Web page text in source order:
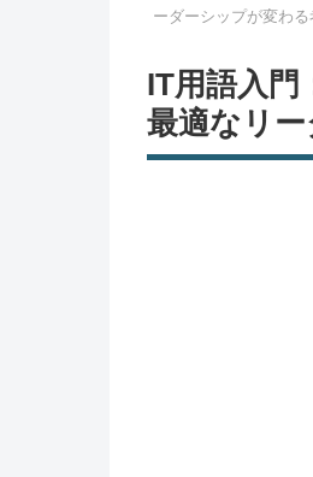
ーダーシップが変わる
IT用語入
最適なリー